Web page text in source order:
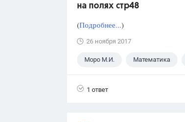
на полях стр48
(Подробнее...)
26 ноября 2017
Моро М.И. Математика
1 ответ